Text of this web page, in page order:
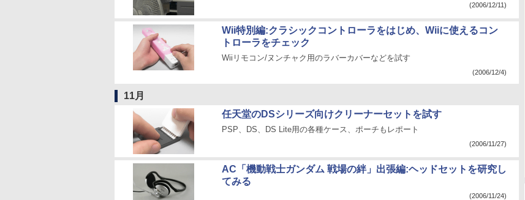
(2006/12/11)
Wii特別編:クラシックコントローラをはじめ、Wiiに使えるコン
トローラをチェック
Wiiリモコン/ヌンチャク用のラバーカバーなどを試す
(2006/12/4)
11月
任天堂のDSシリーズ向けクリーナーセットを試す
PSP、DS、DS Lite用の各種ケース、ポーチもレポート
(2006/11/27)
AC「機動戦士ガンダム 戦場の絆」出張編:ヘッドセットを研究し
てみる
(2006/11/24)